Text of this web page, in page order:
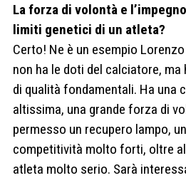
La forza di volontà e
limiti genetici di un atleta?
Certo! Ne è un esempio
non ha le doti del calciatore, ma
di qualità fondamentali. Ha una
altissima, una grande forza di
permesso un recupero lampo,
competitività molto forti, oltre
atleta molto serio. Sarà